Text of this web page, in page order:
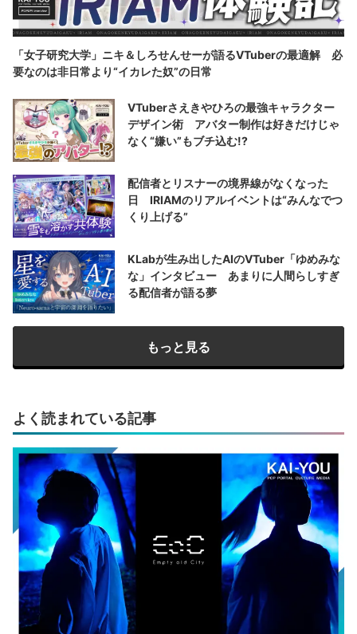
「女子研究大学」ニキ＆しろせんせーが語るVTuberの最適解 必
要なのは非日常より“イカレた奴”の日常
VTuberさえきやひろの最強キャラクター
デザイン術 アバター制作は好きだけじゃ
なく“嫌い”もブチ込む!?
配信者とリスナーの境界線がなくなった
日 IRIAMのリアルイベントは“みんなでつ
くり上げる”
KLabが生み出したAIのVTuber「ゆめみな
な」インタビュー あまりに人間らしすぎ
る配信者が語る夢
もっと見る
よく読まれている記事